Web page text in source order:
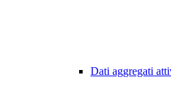
Dati aggregati